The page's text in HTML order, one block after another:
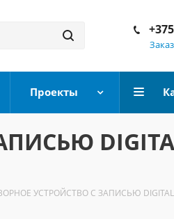
Проекты
УСТРОЙСТВО С ЗАПИСЬЮ DIGITAL